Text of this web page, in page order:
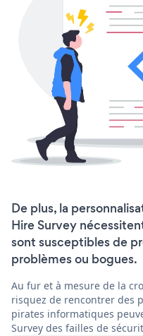
De plus, la
Hire Survey
sont susceptibles de
problèmes ou bogues.
Au fur et à mesure de la
risquez de rencontrer des
pirates informatiques
Survey des failles de